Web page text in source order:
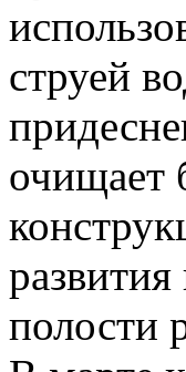
струей
очищает
полости